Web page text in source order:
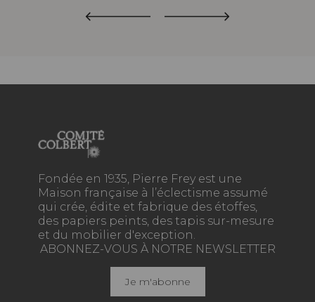
Fondée en 1935, Pierre Frey est une
Maison française à l’éclectisme assumé
qui crée, édite et fabrique des étoffes,
des papiers peints, des tapis sur-mesure
et du mobilier d'exception.
ABONNEZ-VOUS À NOTRE NEWSLETTER
Je m'abonne